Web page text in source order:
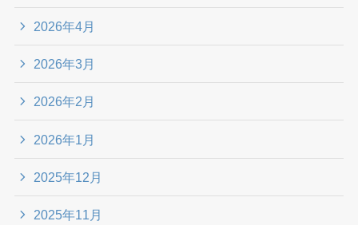
2026年4月
2026年3月
2026年2月
2026年1月
2025年12月
2025年11月